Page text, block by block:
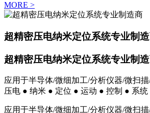
MORE >
超精密压电纳米定位系统专业制
超精密压电纳米定位系统专业制
应用于半导体/微细加工/分析仪器/微扫
压电 ● 纳米 ● 定位 ● 运动 ● 控制 ● 系
应用于半导体/微细加工/分析仪器/微扫